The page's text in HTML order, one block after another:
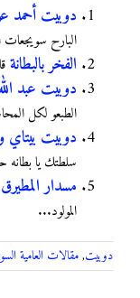
دوبيت أحمد
البارح
الفخر بالبطانة
دوبيت عبد
ﺍﻟﻄﺒﻌﻮ ﻟﻜﻞ
دوبيت بيتاي
سلطتك يا
مسدار المطيرق
المولود...
دوبيت,مقالات العامية